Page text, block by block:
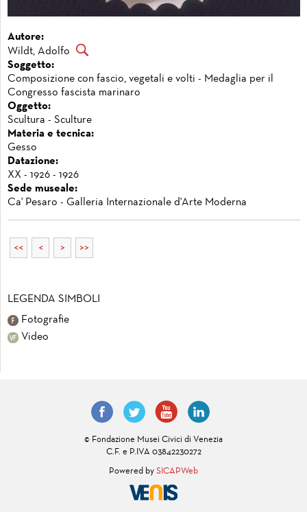
Autore:
Wildt, Adolfo
Soggetto:
Composizione con fascio, vegetali e volti - Medaglia per il
Congresso fascista marinaro
Oggetto:
Scultura - Sculture
Materia e tecnica:
Gesso
Datazione:
XX - 1926 - 1926
Sede museale:
Ca' Pesaro - Galleria Internazionale d'Arte Moderna
<< < > >>
LEGENDA SIMBOLI
Fotografie
Video
© Fondazione Musei Civici di Venezia
C.F. e P.IVA 03842230272
Powered by SICAPWeb